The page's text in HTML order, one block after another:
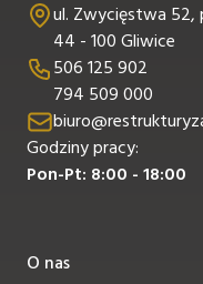
ul. Zwycięstwa 52,
44 - 100 Gliwice
506 125 902
794 509 000
Godziny pracy:
Pon-Pt: 8:00 - 18:00
O nas